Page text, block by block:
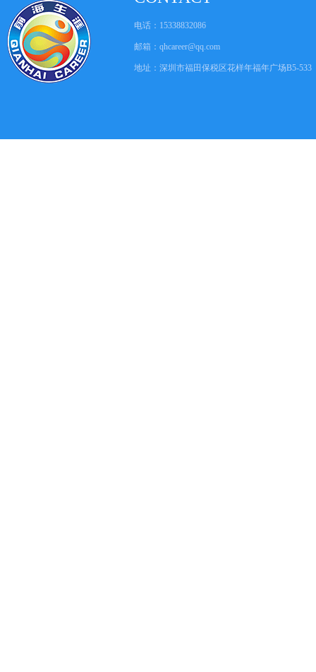
电话：15338832086
邮箱： qhcareer@qq.com
地址：深圳市福田保税区花样年福年广场B5-533